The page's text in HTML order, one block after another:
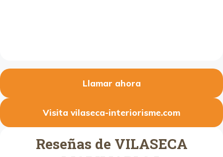
Llamar ahora
Visita vilaseca-interiorisme.com
Reseñas de VILASECA